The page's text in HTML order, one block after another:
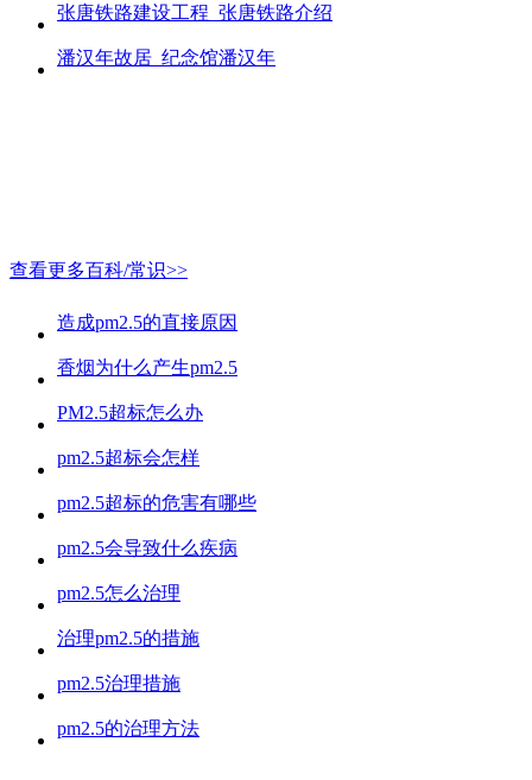
张唐铁路建设工程_张唐铁路介绍
潘汉年故居_纪念馆潘汉年
查看更多百科/常识>>
造成pm2.5的直接原因
香烟为什么产生pm2.5
PM2.5超标怎么办
pm2.5超标会怎样
pm2.5超标的危害有哪些
pm2.5会导致什么疾病
pm2.5怎么治理
治理pm2.5的措施
pm2.5治理措施
pm2.5的治理方法